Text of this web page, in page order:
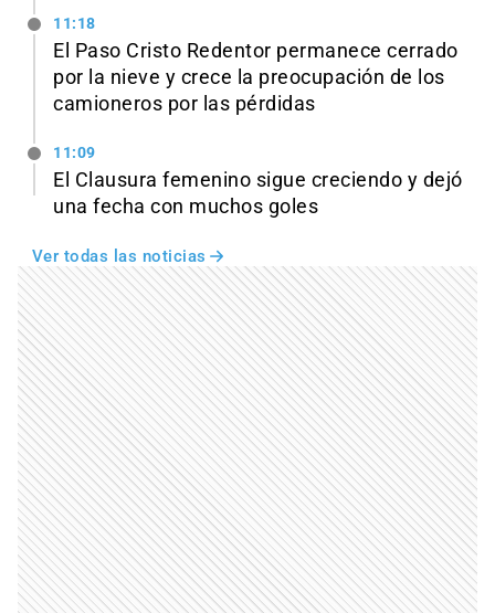
11:18
El Paso Cristo Redentor permanece cerrado
por la nieve y crece la preocupación de los
camioneros por las pérdidas
11:09
El Clausura femenino sigue creciendo y dejó
una fecha con muchos goles
Ver todas las noticias